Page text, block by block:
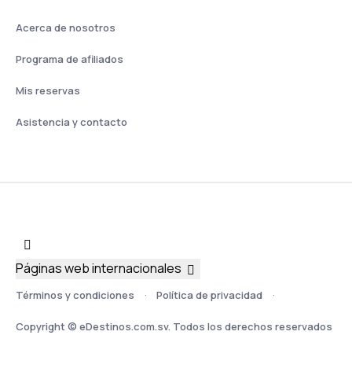
Acerca de nosotros
Programa de afiliados
Mis reservas
Asistencia y contacto
Términos y condiciones Política de privacidad
Copyright © eDestinos.com.sv. Todos los derechos reservados
Páginas web internacionales